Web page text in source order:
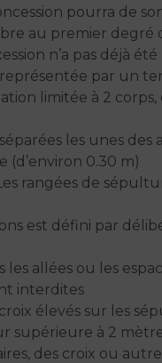
pourra de
au premier degré
n’a pas déjà été
par un
limitée à 2 corps,
les unes des
(d’environ 0.30 m)
rangées de
est défini par
les allées ou les
interdites
élevés sur les
supérieure à 2
des croix ou